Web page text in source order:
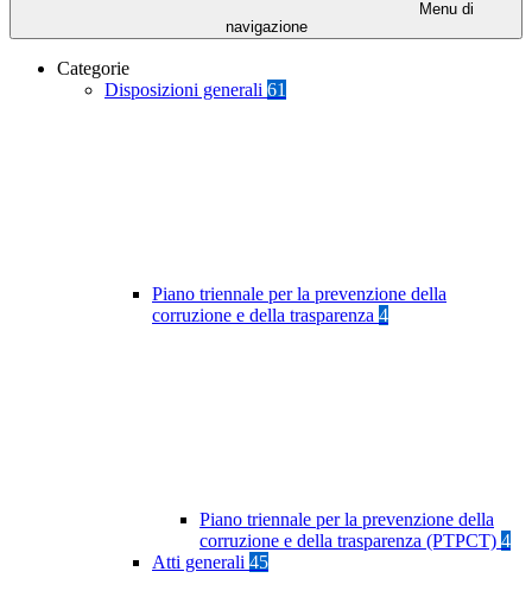
Menu di
navigazione
Categorie
Disposizioni generali 61
Piano triennale per la prevenzione della
corruzione e della trasparenza 4
Piano triennale per la prevenzione della
corruzione e della trasparenza (PTPCT) 4
Atti generali 45